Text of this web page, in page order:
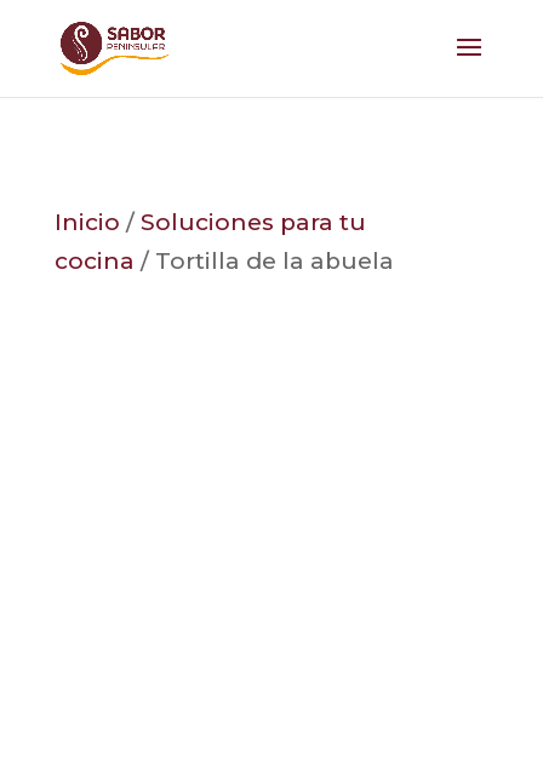
Inicio / Soluciones para tu
cocina / Tortilla de la abuela